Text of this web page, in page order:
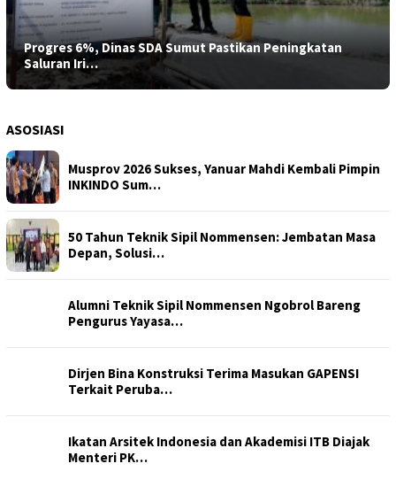
Progres 6%, Dinas SDA Sumut Pastikan Peningkatan
Saluran Iri…
ASOSIASI
Musprov 2026 Sukses, Yanuar Mahdi Kembali Pimpin
INKINDO Sum…
50 Tahun Teknik Sipil Nommensen: Jembatan Masa
Depan, Solusi…
Alumni Teknik Sipil Nommensen Ngobrol Bareng
Pengurus Yayasa…
Dirjen Bina Konstruksi Terima Masukan GAPENSI
Terkait Peruba…
Ikatan Arsitek Indonesia dan Akademisi ITB Diajak
Menteri PK…